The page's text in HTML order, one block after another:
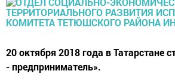
20 октября 2018 года в Татарстане
- предприниматель».